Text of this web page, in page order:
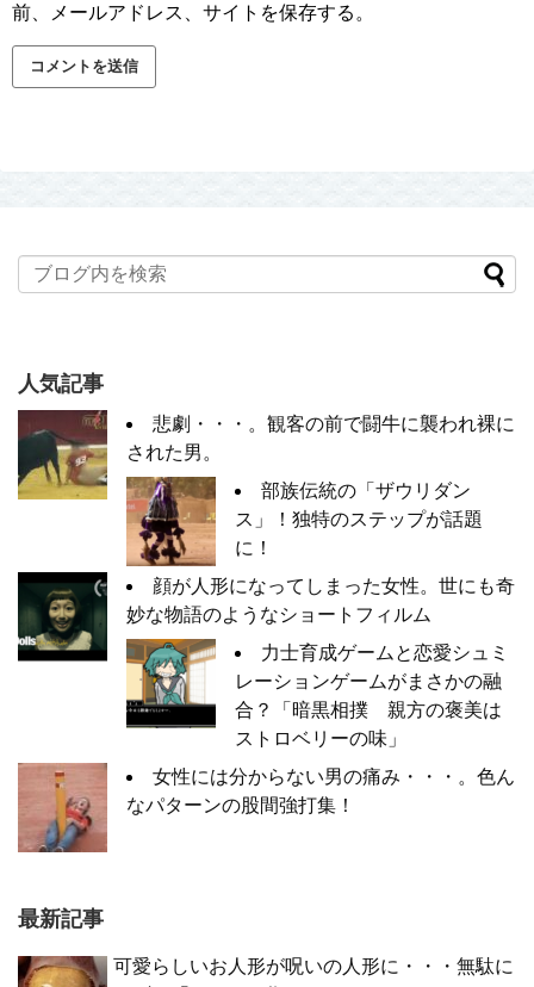
前、メールアドレス、サイトを保存する。
人気記事
悲劇・・・。観客の前で闘牛に襲われ裸に
された男。
部族伝統の「ザウリダン
ス」！独特のステップが話題
に！
顔が人形になってしまった女性。世にも奇
妙な物語のようなショートフィルム
力士育成ゲームと恋愛シュミ
レーションゲームがまさかの融
合？「暗黒相撲 親方の褒美は
ストロベリーの味」
女性には分からない男の痛み・・・。色ん
なパターンの股間強打集！
最新記事
可愛らしいお人形が呪いの人形に・・・無駄に